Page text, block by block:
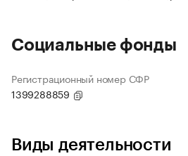
Социальные фонды
Регистрационный номер СФР
1399288859
Виды деятельности